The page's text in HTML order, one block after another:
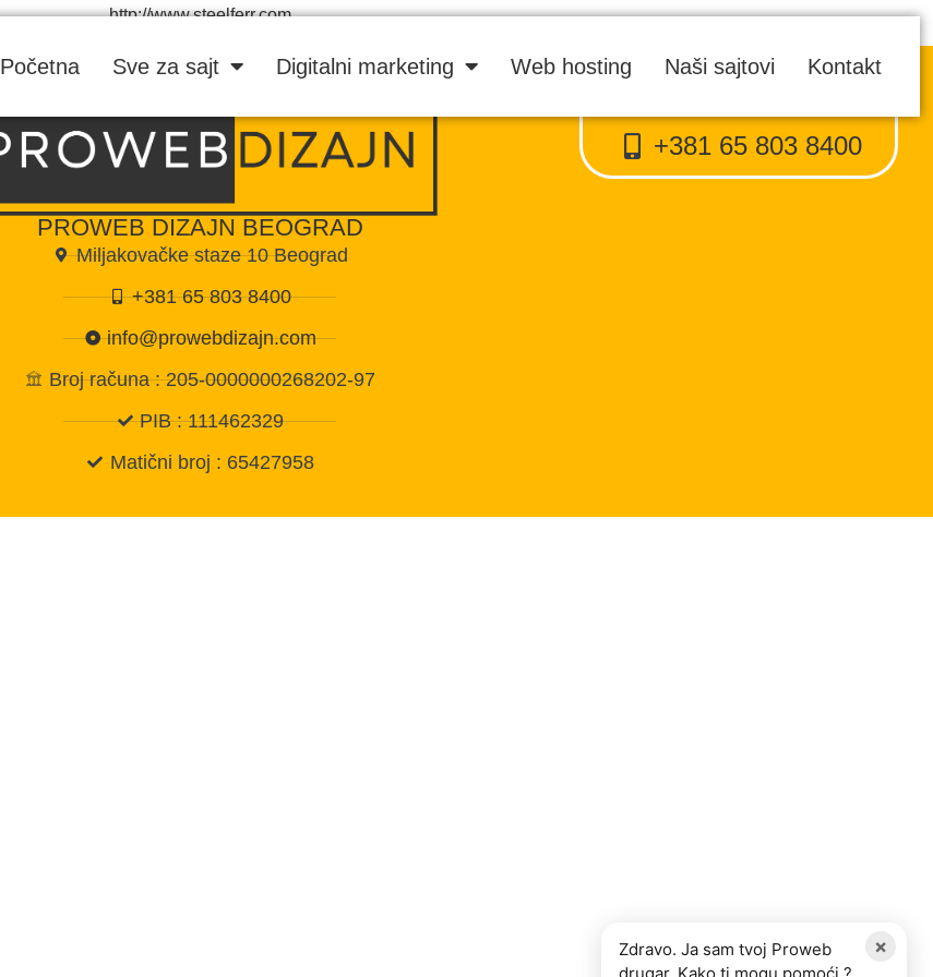
Početna Sve za sajt Digitalni marketing Web hosting Naši sajtovi Kontakt
+381 65 803 8400
http://www.steelferr.com
PROWEB DIZAJN BEOGRAD
Miljakovačke staze 10 Beograd
+381 65 803 8400
info@prowebdizajn.com
Broj računa : 205-0000000268202-97
PIB : 111462329
Matični broj : 65427958
×
Zdravo. Ja sam tvoj Proweb